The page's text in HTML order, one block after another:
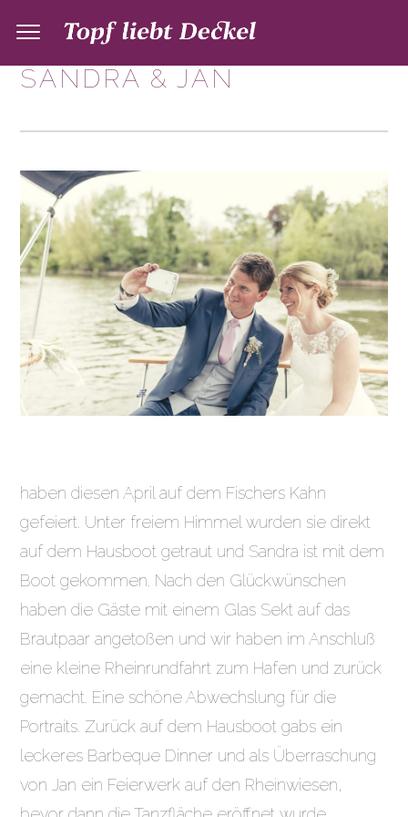
SANDRA & JAN
haben diesen April auf dem Fischers Kahn
gefeiert. Unter freiem Himmel wurden sie direkt
auf dem Hausboot getraut und Sandra ist mit dem
Boot gekommen. Nach den Glückwünschen
haben die Gäste mit einem Glas Sekt auf das
Brautpaar angetoßen und wir haben im Anschluß
eine kleine Rheinrundfahrt zum Hafen und zurück
gemacht. Eine schöne Abwechslung für die
Portraits. Zurück auf dem Hausboot gabs ein
leckeres Barbeque Dinner und als Überraschung
von Jan ein Feierwerk auf den Rheinwiesen,